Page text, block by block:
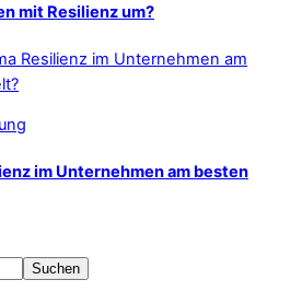
mit Resilienz um?
im Unternehmen am besten
Suchen